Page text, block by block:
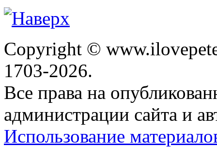
Copyright ©
1703-2026.
Все права на
администрации сайта и
Использование